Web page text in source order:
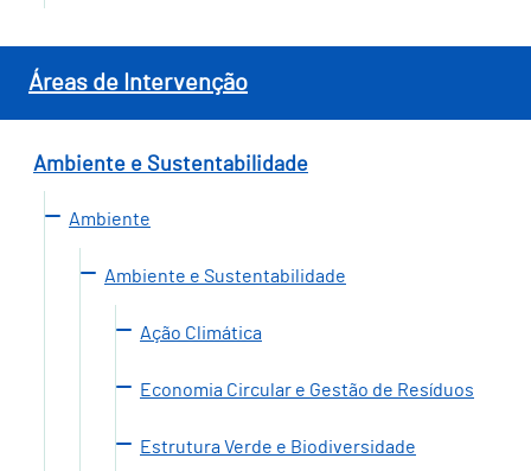
Áreas de Intervenção
Ambiente e Sustentabilidade
Ambiente
Ambiente e Sustentabilidade
Ação Climática
Economia Circular e Gestão de Resíduos
Estrutura Verde e Biodiversidade